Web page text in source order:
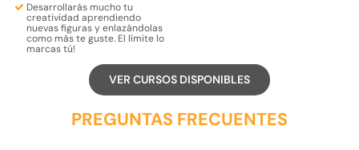
Desarrollarás mucho tu
creatividad aprendiendo
nuevas figuras y enlazándolas
como más te guste. El límite lo
marcas tú!
VER CURSOS DISPONIBLES
PREGUNTAS FRECUENTES